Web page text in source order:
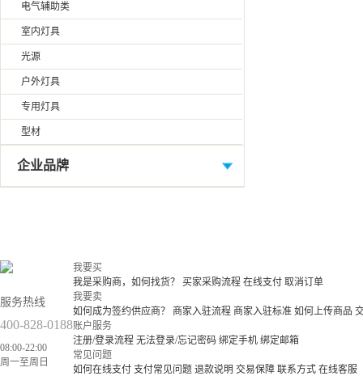
电气辅助类
室内灯具
光源
户外灯具
专用灯具
型材
企业品牌
服务热线
400-828-0188
08:00-22:00
周一至周日
我要买
我是采购商，如何找货？
买家采购流程 在线支付 取消订单
我要卖
如何成为签约供应商？
商家入驻流程 商家入驻标准 如何上传商品
账户服务
注册/登录流程 无法登录/忘记密码 绑定手机 绑定邮箱
常见问题
如何在线支付 支付常见问题 退款说明 交易保障 联系方式 在线客服